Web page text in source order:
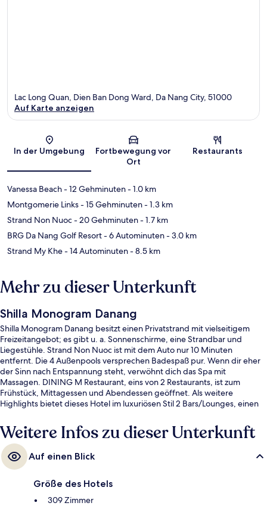
Karte
Lac Long Quan, Dien Ban Dong Ward, Da Nang City, 51000
Auf Karte anzeigen
In der Umgebung
Fortbewegung vor
Ort
Restaurants
Vanessa Beach- 12 Gehminuten- 1.0 km
Montgomerie Links- 15 Gehminuten- 1.3 km
Strand Non Nuoc- 20 Gehminuten- 1.7 km
BRG Da Nang Golf Resort- 6 Autominuten- 3.0 km
Strand My Khe- 14 Autominuten- 8.5 km
Mehr zu dieser Unterkunft
Shilla Monogram Danang
Shilla Monogram Danang besitzt einen Privatstrand mit vielseitigem
Freizeitangebot; es gibt u. a. Sonnenschirme, eine Strandbar und
Liegestühle. Strand Non Nuoc ist mit dem Auto nur 10 Minuten
entfernt. Die 4 Außenpools versprechen Badespaß pur. Wenn dir eher
der Sinn nach Entspannung steht, verwöhnt dich das Spa mit
Massagen. DINING M Restaurant, eins von 2 Restaurants, ist zum
Frühstück, Mittagessen und Abendessen geöffnet. Als weitere
Highlights bietet dieses Hotel im luxuriösen Stil 2 Bars/Lounges, einen
Weitere Infos zu dieser Unterkunft
Auf einen Blick
Größe des Hotels
309 Zimmer